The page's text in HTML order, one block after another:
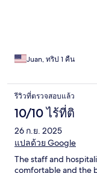
Juan, ทริป 1 คืน
รีวิวที่ตรวจสอบแล้ว
10/10 ไร้ที่ติ
26 ก.ย. 2025
แปลด้วย Google
The staff and
comfortable and the